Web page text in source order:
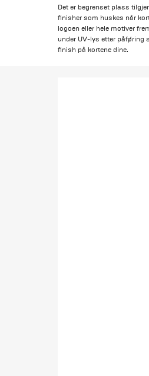
Det er begrenset plass
finisher som huskes når
logoen eller hele motiver
under UV-lys etter påføring
finish på kortene dine.